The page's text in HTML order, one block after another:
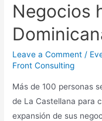
Negocios
Leave a Comment /
Front Consulting
Más de 100 personas
de La Castellana para
expansión de sus